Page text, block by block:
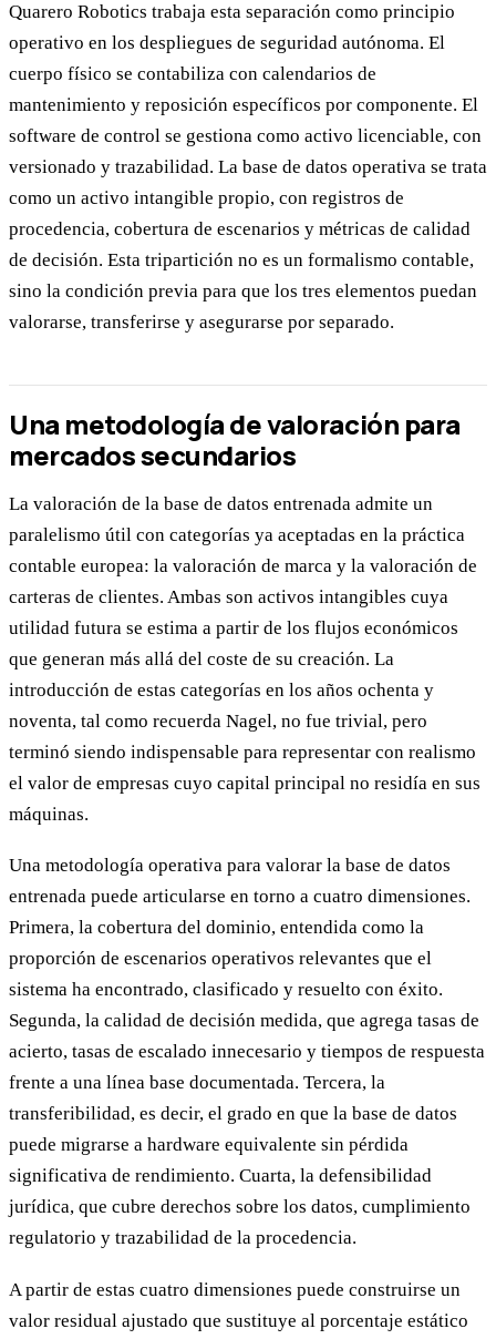
Quarero Robotics trabaja esta separación como principio
operativo en los despliegues de seguridad autónoma. El
cuerpo físico se contabiliza con calendarios de
mantenimiento y reposición específicos por componente. El
software de control se gestiona como activo licenciable, con
versionado y trazabilidad. La base de datos operativa se trata
como un activo intangible propio, con registros de
procedencia, cobertura de escenarios y métricas de calidad
de decisión. Esta tripartición no es un formalismo contable,
sino la condición previa para que los tres elementos puedan
valorarse, transferirse y asegurarse por separado.
Una metodología de valoración para
mercados secundarios
La valoración de la base de datos entrenada admite un
paralelismo útil con categorías ya aceptadas en la práctica
contable europea: la valoración de marca y la valoración de
carteras de clientes. Ambas son activos intangibles cuya
utilidad futura se estima a partir de los flujos económicos
que generan más allá del coste de su creación. La
introducción de estas categorías en los años ochenta y
noventa, tal como recuerda Nagel, no fue trivial, pero
terminó siendo indispensable para representar con realismo
el valor de empresas cuyo capital principal no residía en sus
máquinas.
Una metodología operativa para valorar la base de datos
entrenada puede articularse en torno a cuatro dimensiones.
Primera, la cobertura del dominio, entendida como la
proporción de escenarios operativos relevantes que el
sistema ha encontrado, clasificado y resuelto con éxito.
Segunda, la calidad de decisión medida, que agrega tasas de
acierto, tasas de escalado innecesario y tiempos de respuesta
frente a una línea base documentada. Tercera, la
transferibilidad, es decir, el grado en que la base de datos
puede migrarse a hardware equivalente sin pérdida
significativa de rendimiento. Cuarta, la defensibilidad
jurídica, que cubre derechos sobre los datos, cumplimiento
regulatorio y trazabilidad de la procedencia.
A partir de estas cuatro dimensiones puede construirse un
valor residual ajustado que sustituye al porcentaje estático